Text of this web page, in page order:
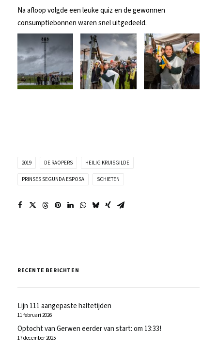
Na afloop volgde een leuke quiz en de gewonnen
consumptiebonnen waren snel uitgedeeld.
2019 DE RAOPERS HEILIG KRUISGILDE
PRINSES SEGUNDA ESPOSA SCHIETEN
RECENTE BERICHTEN
Lijn 111 aangepaste haltetijden
11 februari 2026
Optocht van Gerwen eerder van start: om 13:33!
17 december 2025